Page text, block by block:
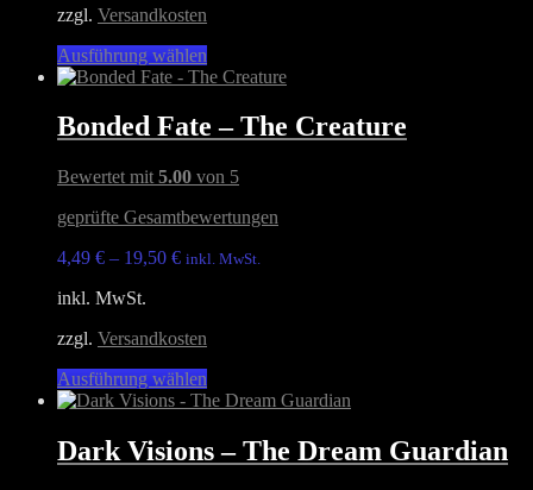
zzgl. Versandkosten
Ausführung wählen
Produkt
mehrere
Varianten
Die
können
der
Bonded Fate – The Creature
Bewertet mit 5.00 von 5
geprüfte Gesamtbewertungen
4,49 € – 19,50 € inkl. MwSt.
inkl. MwSt.
zzgl. Versandkosten
Ausführung wählen
Produkt
mehrere
Varianten
Dark Visions – The Dream Guardian